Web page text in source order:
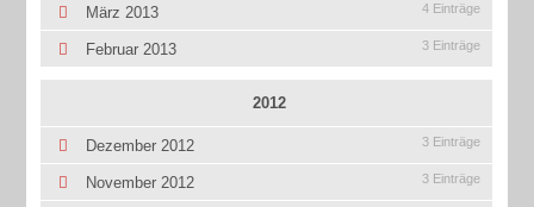
März 2013 4 Einträge
Februar 2013 3 Einträge
2012
Dezember 2012 3 Einträge
November 2012 3 Einträge